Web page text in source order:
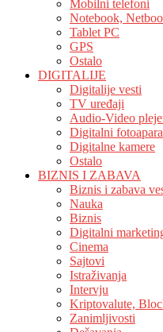
Mobilni telefoni
Notebook,
Tablet PC
GPS
Ostalo
DIGITALIJE
Digitalije vesti
TV uređaji
Audio-Video
Digitalni
Digitalne kamere
Ostalo
BIZNIS I ZABAVA
Biznis i zabava
Nauka
Biznis
Digitalni
Cinema
Sajtovi
Istraživanja
Intervju
Kriptovalute,
Zanimljivosti